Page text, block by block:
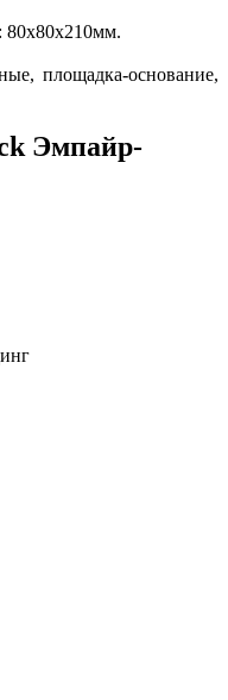
площадка-основание,
Эмпайр-